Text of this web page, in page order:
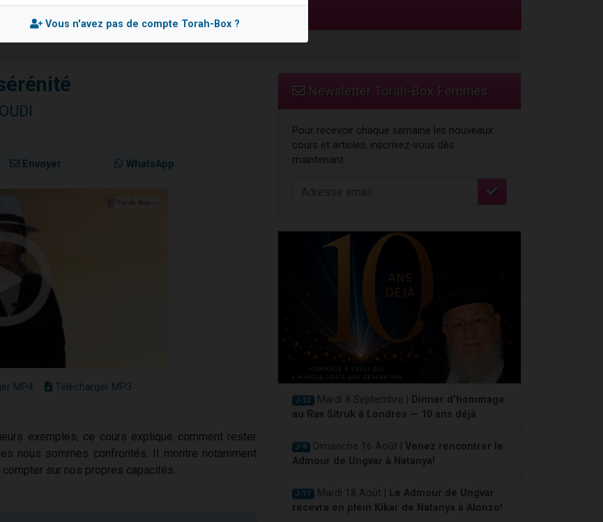
de nous rejoindre sur WhatsApp
de nous rejoindre sur WhatsApp
dans Torah-Box Music
de faire un don pour Reloger Rivka, 6 enfants, victime de violences...
Envoyer WhatsApp
MP4 Télécharger MP3
exemples, ce cours explique comment rester
nous sommes confrontés. Il montre notamment
compter sur nos propres capacités.
Newsletter Torah-Box Femmes
Pour recevoir chaque semaine les nouveaux
cours et articles, inscrivez-vous dès
maintenant :
J-32 Mardi 8 Septembre |
Dinner d'hommage
au Rav Sitruk à Londres — 10 ans déjà
J-9 Dimanche 16 Août | Venez rencontrer le
Admour de Ungvar à Natanya!
J-11 Mardi 18 Août |
Le Admour de Ungvar
recevra en plein Kikar de Natanya à Alonzo!
Vous n'avez pas de compte Torah-Box ?